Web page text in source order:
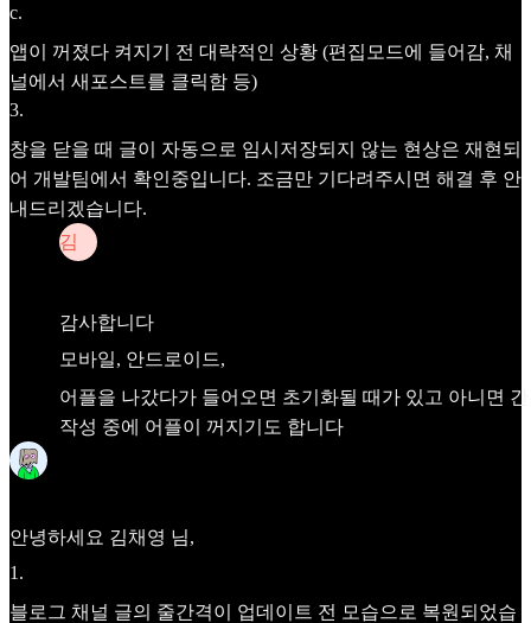
c.
앱이 꺼졌다 켜지기 전 대략적인 상황 (편집모드에 들어감, 채
널에서 새포스트를 클릭함 등)
3.
창을 닫을 때 글이 자동으로 임시저장되지 않는 현상은 재현되
어 개발팀에서 확인중입니다. 조금만 기다려주시면 해결 후 안
내드리겠습니다.
김
감사합니다
모바일, 안드로이드,
어플을 나갔다가 들어오면 초기화될 때가 있고 아니면
작성 중에 어플이 꺼지기도 합니다
안녕하세요 김채영 님,
1 .
블로그 채널 글의 줄간격이 업데이트 전 모습으로 복원되었습